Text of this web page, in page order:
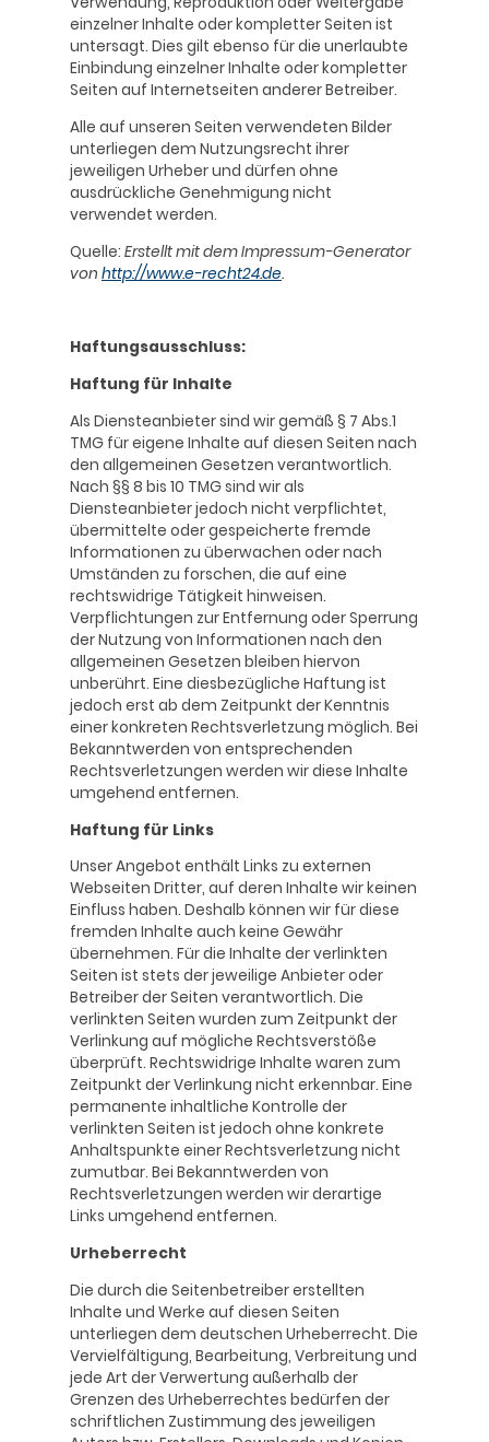
einzelner Inhalte oder kompletter Seiten ist
untersagt. Dies gilt ebenso für die unerlaubte
Einbindung einzelner Inhalte oder kompletter
Seiten auf Internetseiten anderer Betreiber.
Alle auf unseren Seiten verwendeten Bilder
unterliegen dem Nutzungsrecht ihrer
jeweiligen Urheber und dürfen ohne
ausdrückliche Genehmigung nicht
verwendet werden.
Quelle: Erstellt mit dem Impressum-Generator
von http://www.e-recht24.de.
Haftungsausschluss:
Haftung für Inhalte
Als Diensteanbieter sind wir gemäß § 7 Abs.1
TMG für eigene Inhalte auf diesen Seiten nach
den allgemeinen Gesetzen verantwortlich.
Nach §§ 8 bis 10 TMG sind wir als
Diensteanbieter jedoch nicht verpflichtet,
übermittelte oder gespeicherte fremde
Informationen zu überwachen oder nach
Umständen zu forschen, die auf eine
rechtswidrige Tätigkeit hinweisen.
Verpflichtungen zur Entfernung oder Sperrung
der Nutzung von Informationen nach den
allgemeinen Gesetzen bleiben hiervon
unberührt. Eine diesbezügliche Haftung ist
jedoch erst ab dem Zeitpunkt der Kenntnis
einer konkreten Rechtsverletzung möglich. Bei
Bekanntwerden von entsprechenden
Rechtsverletzungen werden wir diese Inhalte
umgehend entfernen.
Haftung für Links
Unser Angebot enthält Links zu externen
Webseiten Dritter, auf deren Inhalte wir keinen
Einfluss haben. Deshalb können wir für diese
fremden Inhalte auch keine Gewähr
übernehmen. Für die Inhalte der verlinkten
Seiten ist stets der jeweilige Anbieter oder
Betreiber der Seiten verantwortlich. Die
verlinkten Seiten wurden zum Zeitpunkt der
Verlinkung auf mögliche Rechtsverstöße
überprüft. Rechtswidrige Inhalte waren zum
Zeitpunkt der Verlinkung nicht erkennbar. Eine
permanente inhaltliche Kontrolle der
verlinkten Seiten ist jedoch ohne konkrete
Anhaltspunkte einer Rechtsverletzung nicht
zumutbar. Bei Bekanntwerden von
Rechtsverletzungen werden wir derartige
Links umgehend entfernen.
Urheberrecht
Die durch die Seitenbetreiber erstellten
Inhalte und Werke auf diesen Seiten
unterliegen dem deutschen Urheberrecht. Die
Vervielfältigung, Bearbeitung, Verbreitung und
jede Art der Verwertung außerhalb der
Grenzen des Urheberrechtes bedürfen der
schriftlichen Zustimmung des jeweiligen